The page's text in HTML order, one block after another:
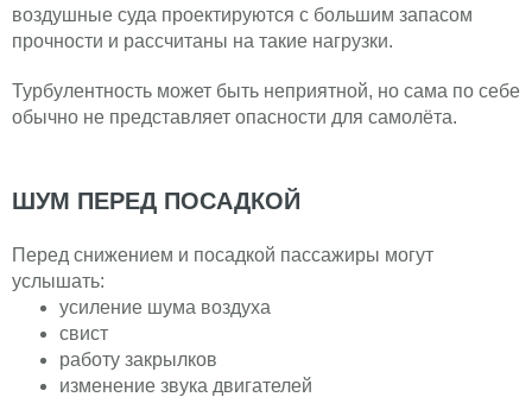
воздушные суда проектируются с большим запасом
прочности и рассчитаны на такие нагрузки.
Турбулентность может быть неприятной, но сама по себе
обычно не представляет опасности для самолёта.
ШУМ ПЕРЕД ПОСАДКОЙ
Перед снижением и посадкой пассажиры могут
услышать:
усиление шума воздуха
свист
работу закрылков
изменение звука двигателей